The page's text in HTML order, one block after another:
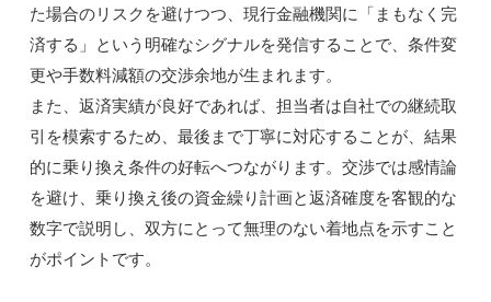
た場合のリスクを避けつつ、現行金融機関に「まもなく完
済する」という明確なシグナルを発信することで、条件変
更や手数料減額の交渉余地が生まれます。
また、返済実績が良好であれば、担当者は自社での継続取
引を模索するため、最後まで丁寧に対応することが、結果
的に乗り換え条件の好転へつながります。交渉では感情論
を避け、乗り換え後の資金繰り計画と返済確度を客観的な
数字で説明し、双方にとって無理のない着地点を示すこと
がポイントです。